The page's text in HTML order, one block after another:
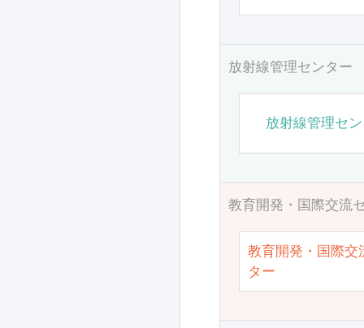
放射線管理センター
放射線管理セ
教育開発・国際交流
教育開発・国際交
ター